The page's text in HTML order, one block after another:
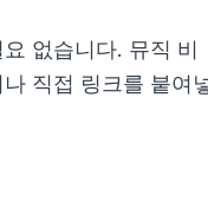
없습니다. 뮤직 비
직접 링크를 붙여